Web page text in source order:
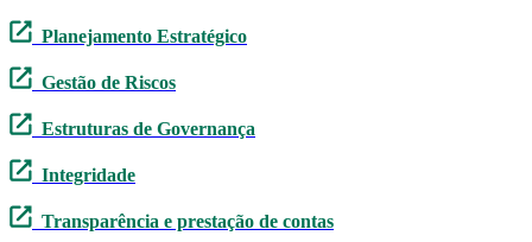
Planejamento Estratégico
Gestão de Riscos
Estruturas de Governança
Integridade
Transparência e prestação de contas